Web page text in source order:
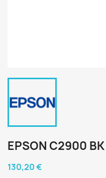
EPSON C2900 BK
130,20 €